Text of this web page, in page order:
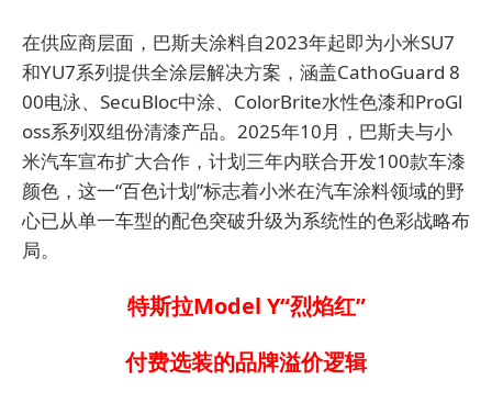
在供应商层面，巴斯夫涂料自2023年起即为小米SU7
和YU7系列提供全涂层解决方案，涵盖CathoGuard 8
00电泳、SecuBloc中涂、ColorBrite水性色漆和ProGl
oss系列双组份清漆产品。2025年10月，巴斯夫与小
米汽车宣布扩大合作，计划三年内联合开发100款车漆
颜色，这一“百色计划”标志着小米在汽车涂料领域的野
心已从单一车型的配色突破升级为系统性的色彩战略布
局。
特斯拉Model Y“烈焰红”
付费选装的品牌溢价逻辑